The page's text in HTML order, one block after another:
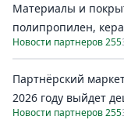
Материалы и
полипропилен,
Новости партнеров 255
Партнёрский
2026 году выйдет
Новости партнеров 255